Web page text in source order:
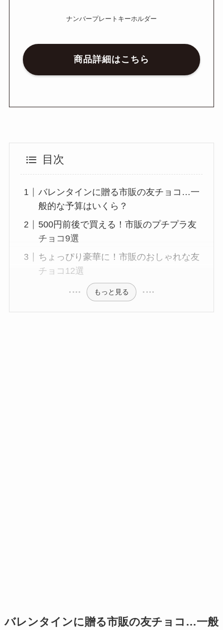
ナンバープレートキーホルダー
商品詳細はこちら
目次
バレンタインに贈る市販の友チョコ…一
般的な予算はいくら？
500円前後で買える！市販のプチプラ友
チョコ9選
ちょっぴり豪華に！市販のおしゃれな友
チョコ12選
もっと見る
バレンタインに贈る市販の友チョコ…一般